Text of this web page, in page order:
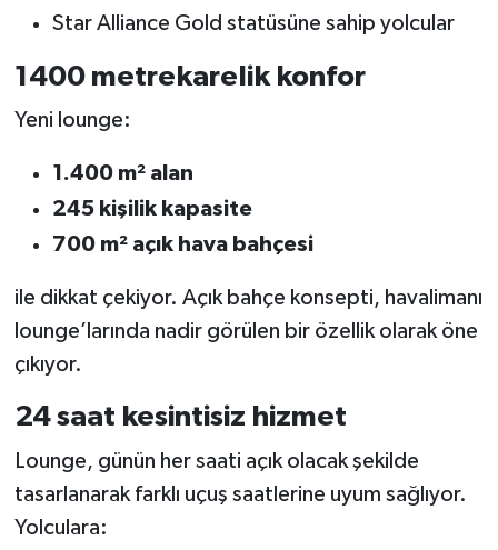
Star Alliance Gold statüsüne sahip yolcular
1400 metrekarelik konfor
Yeni lounge:
1.400 m² alan
245 kişilik kapasite
700 m² açık hava bahçesi
ile dikkat çekiyor. Açık bahçe konsepti, havalimanı
lounge’larında nadir görülen bir özellik olarak öne
çıkıyor.
24 saat kesintisiz hizmet
Lounge, günün her saati açık olacak şekilde
tasarlanarak farklı uçuş saatlerine uyum sağlıyor.
Yolculara: